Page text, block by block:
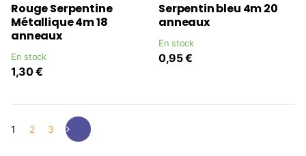
Rouge Serpentine
Métallique 4m 18
anneaux
En stock
1,30 €
Serpentin bleu 4m 20
anneaux
En stock
0,95 €
1 2 3